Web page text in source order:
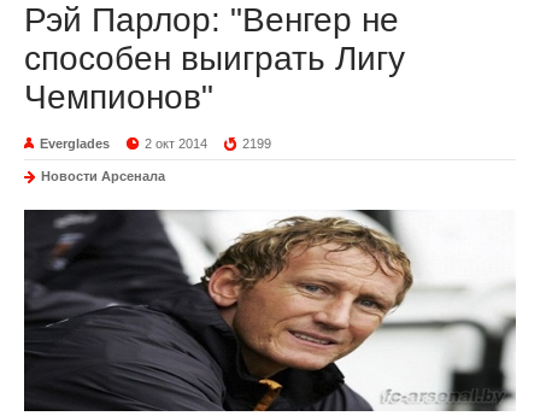
Рэй Парлор: "Венгер не
способен выиграть Лигу
Чемпионов"
Everglades 2 окт 2014 2199
Новости Арсенала